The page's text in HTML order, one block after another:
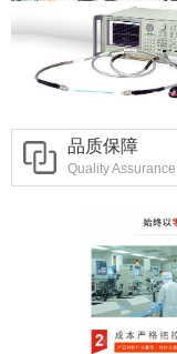
品质保障
Quality Assurance